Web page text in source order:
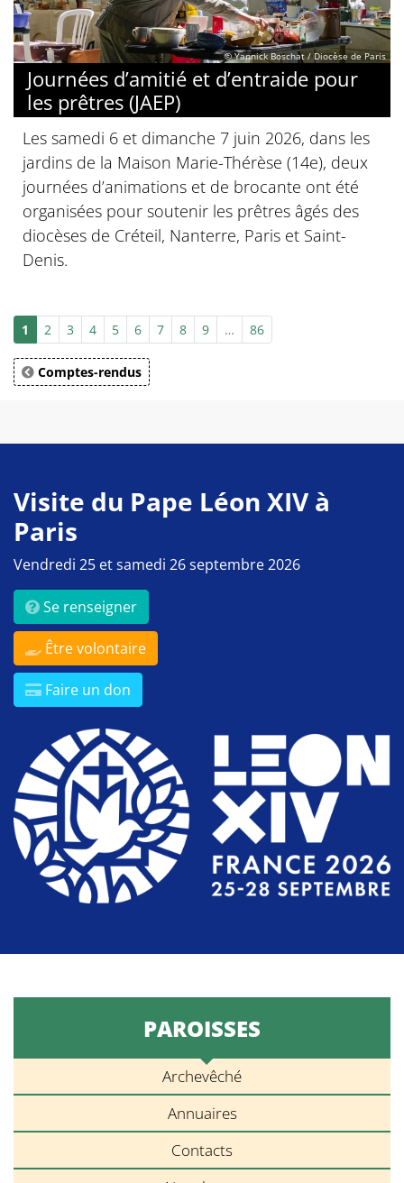
© Yannick Boschat / Diocèse de Paris
Journées d’amitié et d’entraide pour
les prêtres (JAEP)
Les samedi 6 et dimanche 7 juin 2026, dans les
jardins de la Maison Marie-Thérèse (14e), deux
journées d’animations et de brocante ont été
organisées pour soutenir les prêtres âgés des
diocèses de Créteil, Nanterre, Paris et Saint-
Denis.
1 2 3 4 5 6 7 8 9 … 86
Comptes-rendus
Visite du Pape Léon XIV à
Paris
Vendredi 25 et samedi 26 septembre 2026
Se renseigner
Être volontaire
Faire un don
PAROISSES
Archevêché
Annuaires
Contacts